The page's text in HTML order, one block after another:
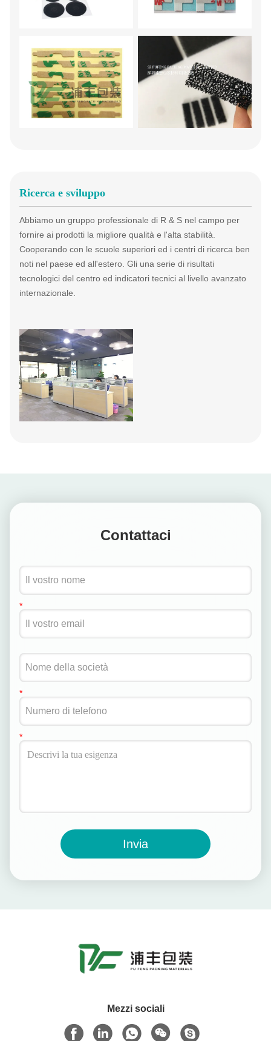
Ricerca e sviluppo
Abbiamo un gruppo professionale di R & S nel campo per
fornire ai prodotti la migliore qualità e l'alta stabilità.
Cooperando con le scuole superiori ed i centri di ricerca ben
noti nel paese ed all'estero. Gli una serie di risultati
tecnologici del centro ed indicatori tecnici al livello avanzato
internazionale.
Contattaci
Invia
Mezzi sociali